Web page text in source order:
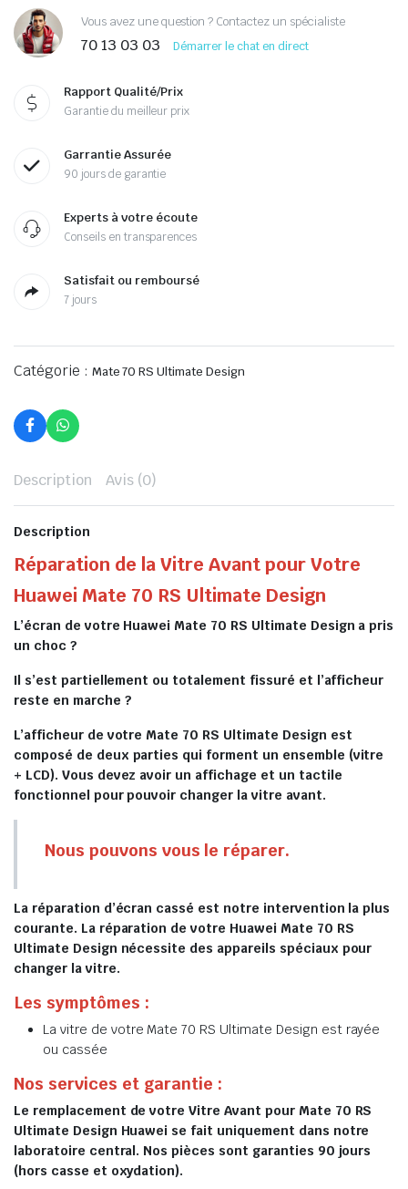
Vous avez une question ? Contactez un spécialiste
70 13 03 03 Démarrer le chat en direct
Rapport Qualité/Prix
Garantie du meilleur prix
Garrantie Assurée
90 jours de garantie
Experts à votre écoute
Conseils en transparences
Satisfait ou remboursé
7 jours
Catégorie : Mate 70 RS Ultimate Design
Description Avis (0)
Description
Réparation de la Vitre Avant pour Votre
Huawei Mate 70 RS Ultimate Design
L’écran de votre Huawei Mate 70 RS Ultimate Design a pris
un choc ?
Il s’est partiellement ou totalement fissuré et l’afficheur
reste en marche ?
L’afficheur de votre Mate 70 RS Ultimate Design est
composé de deux parties qui forment un ensemble (vitre
+ LCD). Vous devez avoir un affichage et un tactile
fonctionnel pour pouvoir changer la vitre avant.
Nous pouvons vous le réparer.
La réparation d’écran cassé est notre intervention la plus
courante. La réparation de votre Huawei Mate 70 RS
Ultimate Design nécessite des appareils spéciaux pour
changer la vitre.
Les symptômes :
La vitre de votre Mate 70 RS Ultimate Design est rayée
ou cassée
Nos services et garantie :
Le remplacement de votre Vitre Avant pour Mate 70 RS
Ultimate Design Huawei se fait uniquement dans notre
laboratoire central. Nos pièces sont garanties 90 jours
(hors casse et oxydation).